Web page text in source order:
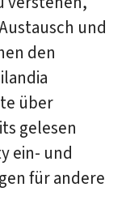
und
den
über
gelesen
ein- und
für andere